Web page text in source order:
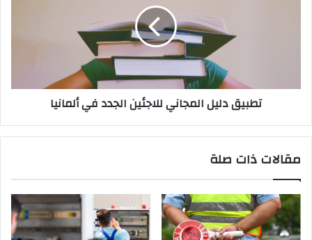
تطبيق دليل المجاني للاجئين الجدد في ألمانيا
مقالات ذات صلة